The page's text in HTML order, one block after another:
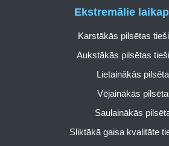
Ekstremālie
Karstākās pilsētas
Aukstākās pilsētas
Lietainākās
Vējainākās
Saulainākās
Sliktākā gaisa kvalitāte